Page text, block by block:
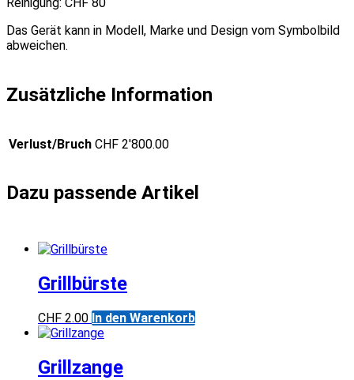
Das Gerät kann in Modell, Marke und Design vom Symbolbild
abweichen.
Zusätzliche Information
Verlust/Bruch CHF 2'800.00
Grillbürste
CHF 2.00 In den Warenkorb
Grillzange